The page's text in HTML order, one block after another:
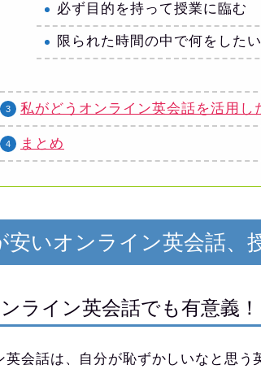
必ず目的を持って授業に臨む
限られた時間の中で何をした
私がどうオンライン英会話を活用し
まとめ
安いオンライン英会話、
ライン英会話でも有意義！
英会話は、自分が恥ずかしいなと思う